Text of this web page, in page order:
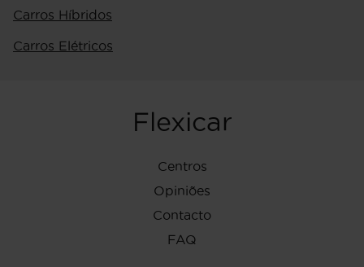
Carros Híbridos
Carros Elétricos
Flexicar
Centros
Opiniões
Contacto
FAQ